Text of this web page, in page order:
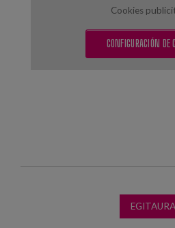
Cookies
CONFIGURACIÓN DE
EGITAURA